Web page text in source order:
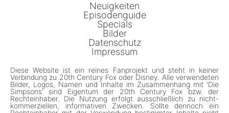
Neuigkeiten
Episodenguide
Specials
Bilder
Datenschutz
Impressum
Diese Website ist ein reines Fanprojekt und steht in keiner
Verbindung zu 20th Century Fox oder Disney. Alle verwendeten
Bilder, Logos, Namen und Inhalte im Zusammenhang mit 'Die
Simpsons' sind Eigentum der 20th Century Fox bzw. der
Rechteinhaber. Die Nutzung erfolgt ausschließlich zu nicht-
kommerziellen, informativen Zwecken. Sollte dennoch ein